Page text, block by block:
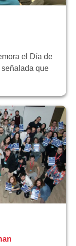
el Día de
señalada que